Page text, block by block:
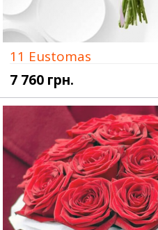
11 Eustomas
7 760 грн.